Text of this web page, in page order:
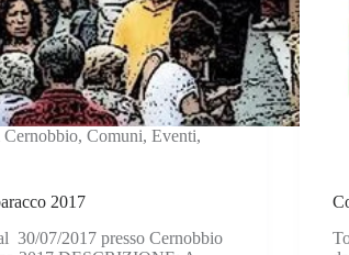
Cernobbio,Comuni,Eventi,
2017
30/07/2017 presso Cernobbio